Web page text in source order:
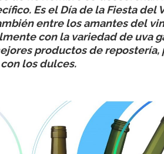
Es el Día de la Fiesta del
entre los amantes del
con la variedad de uva
productos de repostería,
los dulces.